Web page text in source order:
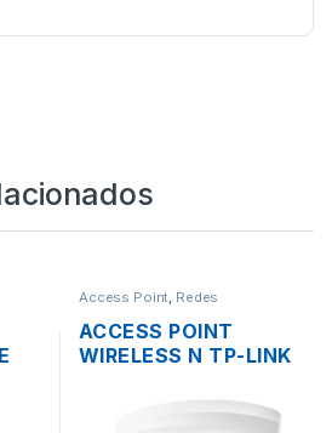
Access Point, Redes
ACCESS POINT
WIRELESS N TP-LINK
ANTENAS INT.